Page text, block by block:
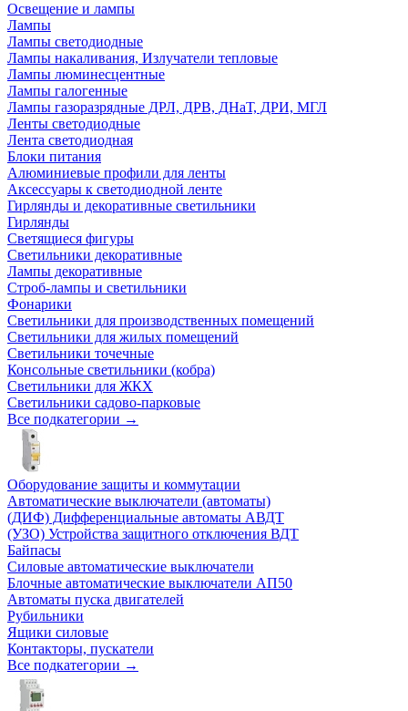
Освещение и лампы
Лампы
Лампы светодиодные
Лампы накаливания, Излучатели тепловые
Лампы люминесцентные
Лампы галогенные
Лампы газоразрядные ДРЛ, ДРВ, ДНаТ, ДРИ, МГЛ
Ленты светодиодные
Лента светодиодная
Блоки питания
Алюминиевые профили для ленты
Аксессуары к светодиодной ленте
Гирлянды и декоративные светильники
Гирлянды
Светящиеся фигуры
Светильники декоративные
Лампы декоративные
Строб-лампы и светильники
Фонарики
Светильники для производственных помещений
Светильники для жилых помещений
Светильники точечные
Консольные светильники (кобра)
Светильники для ЖКХ
Светильники садово-парковые
Все подкатегории →
Оборудование защиты и коммутации
Автоматические выключатели (автоматы)
(ДИФ) Дифференциальные автоматы АВДТ
(УЗО) Устройства защитного отключения ВДТ
Байпасы
Силовые автоматические выключатели
Блочные автоматические выключатели АП50
Автоматы пуска двигателей
Рубильники
Ящики силовые
Контакторы, пускатели
Все подкатегории →